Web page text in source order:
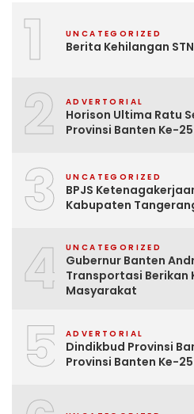
1 UNCATEGORIZED
Berita Kehilangan
2 ADVERTORIAL
Horison Ultima Ratu
Provinsi Banten Ke-25
3 UNCATEGORIZED
BPJS
Kabupaten
4 UNCATEGORIZED
Gubernur Banten
Transportasi Berikan
Masyarakat
5 ADVERTORIAL
Dindikbud Provinsi
Provinsi Banten Ke-